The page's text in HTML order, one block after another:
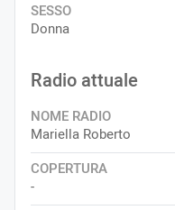
SESSO
Donna
Radio attuale
NOME RADIO
Mariella Roberto
COPERTURA
-